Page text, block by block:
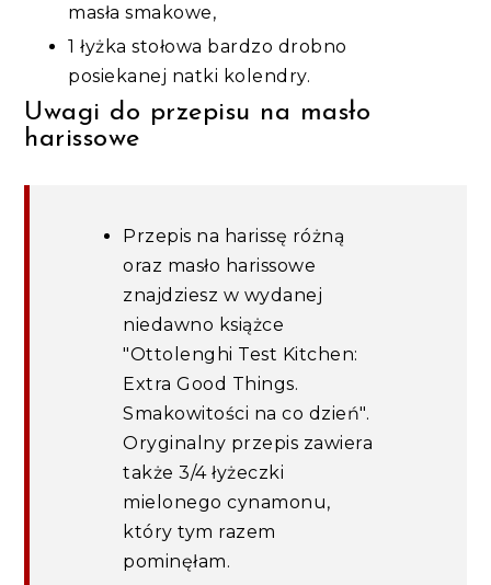
masła smakowe,
1 łyżka stołowa bardzo drobno
posiekanej natki kolendry.
Uwagi do przepisu na masło
harissowe
Przepis na harissę różną
oraz masło harissowe
znajdziesz w wydanej
niedawno książce
"Ottolenghi Test Kitchen:
Extra Good Things.
Smakowitości na co dzień".
Oryginalny przepis zawiera
także 3/4 łyżeczki
mielonego cynamonu,
który tym razem
pominęłam.